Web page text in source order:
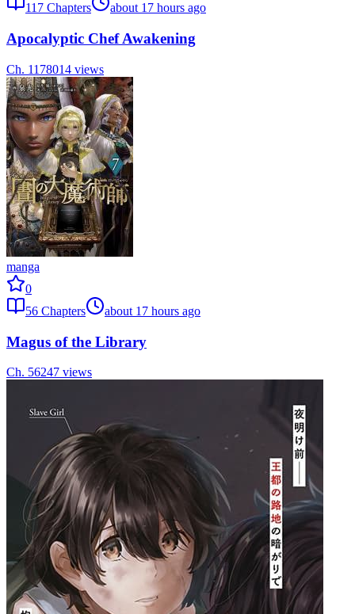
117 Chapters about 17 hours ago
Apocalyptic Chef Awakening
Ch. 1178014 views
manga
0
56 Chapters about 17 hours ago
Magus of the Library
Ch. 56247 views